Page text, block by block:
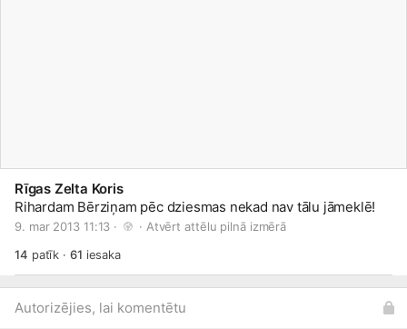
Rīgas Zelta Koris
Rihardam Bērziņam pēc dziesmas nekad nav tālu jāmeklē!
9. mar 2013 11:13 · · Atvērt attēlu pilnā izmērā
14 patīk · 61 iesaka
Autorizējies, lai komentētu